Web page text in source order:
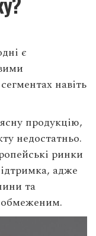
є
навіть
продукцію,
недостатньо.
ринки
адже
та